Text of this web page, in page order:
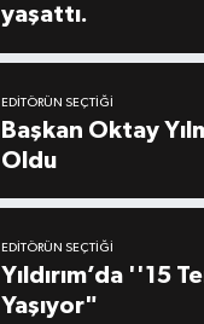
yaşattı.
EDITÖRÜN SEÇTIĞI
Başkan Oktay
Oldu
EDITÖRÜN SEÇTIĞI
Yıldırım’da ''15
Yaşıyor"